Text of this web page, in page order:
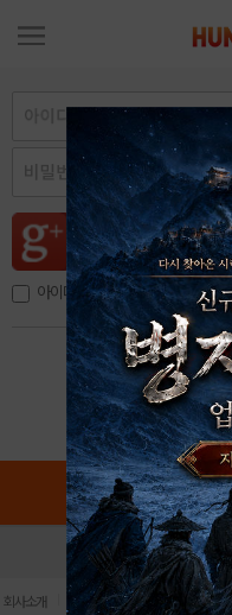
아이디, 이메일 저장
아이디 / 비
로그인
회사소개 이용약관 | 개인정보 처리방침